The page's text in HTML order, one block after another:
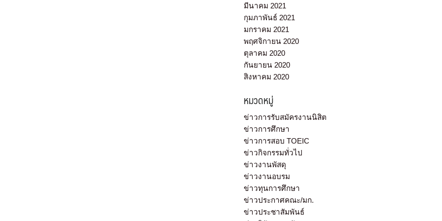
มีนาคม 2021
กุมภาพันธ์ 2021
มกราคม 2021
พฤศจิกายน 2020
ตุลาคม 2020
กันยายน 2020
สิงหาคม 2020
หมวดหมู่
ข่าวการรับสมัครงานนิสิต
ข่าวการศึกษา
ข่าวการสอบ TOEIC
ข่าวกิจกรรมทั่วไป
ข่าวงานพัสดุ
ข่าวงานอบรม
ข่าวทุนการศึกษา
ข่าวประกาศคณะ/มก.
ข่าวประชาสัมพันธ์